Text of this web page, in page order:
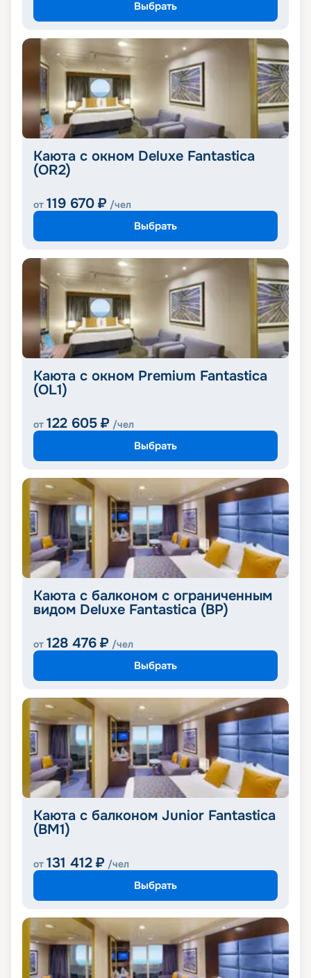
Выбрать
Каюта с окном Deluxe Fantastica
(OR2)
от 119 670 ₽ /чел
Выбрать
Каюта с окном Premium Fantastica
(OL1)
от 122 605 ₽ /чел
Выбрать
Каюта с балконом с ограниченным
видом Deluxe Fantastica (BP)
от 128 476 ₽ /чел
Выбрать
Каюта с балконом Junior Fantastica
(BM1)
от 131 412 ₽ /чел
Выбрать